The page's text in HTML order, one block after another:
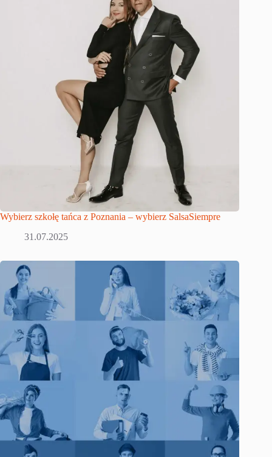
Wybierz szkołę tańca z Poznania – wybierz SalsaSiempre
31.07.2025